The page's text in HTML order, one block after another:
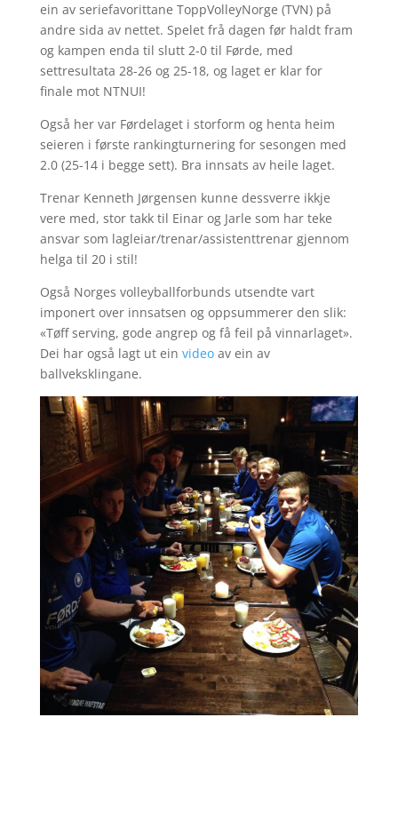
ein av seriefavorittane ToppVolleyNorge (TVN) på
andre sida av nettet. Spelet frå dagen før haldt fram
og kampen enda til slutt 2-0 til Førde, med
settresultata 28-26 og 25-18, og laget er klar for
finale mot NTNUI!
Også her var Førdelaget i storform og henta heim
seieren i første rankingturnering for sesongen med
2.0 (25-14 i begge sett). Bra innsats av heile laget.
Trenar Kenneth Jørgensen kunne dessverre ikkje
vere med, stor takk til Einar og Jarle som har teke
ansvar som lagleiar/trenar/assistenttrenar gjennom
helga til 20 i stil!
Også Norges volleyballforbunds utsendte vart
imponert over innsatsen og oppsummerer den slik:
«Tøff serving, gode angrep og få feil på vinnarlaget».
Dei har også lagt ut ein videoav ein av
ballveksklingane.